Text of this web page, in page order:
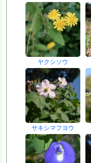
ヤクシソウ
サキシマフヨウ